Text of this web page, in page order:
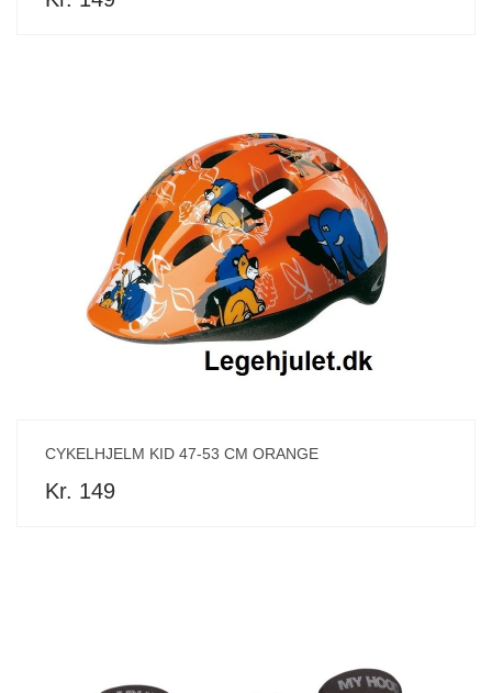
CYKELHJELM KID 47-53 CM ORANGE
Kr. 149